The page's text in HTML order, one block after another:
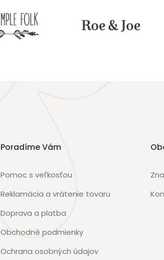
Poradíme Vám
Pomoc s veľkosťou
Reklamácia a vrátenie tovaru
Doprava a platba
Obchodné podmienky
Ochrana osobných údajov